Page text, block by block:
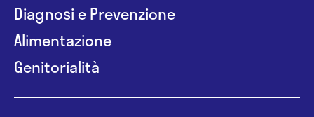
Diagnosi e Prevenzione
Alimentazione
Genitorialità